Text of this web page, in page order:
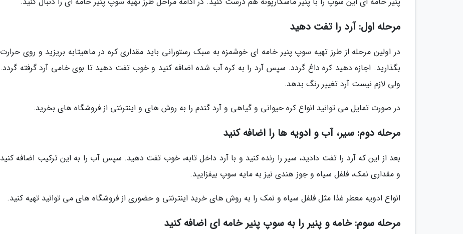
مرحله اول: آرد را تفت دهید
در اولین مرحله از طرز تهیه سوپ پنیر خامه ای خوشمزه به سبک رستورانی باید مقداری کره در ماهیتابه بریزید و روی حرارت
بگذارید. اجازه دهید کره داغ گردد. سپس آرد را به کره آب شده اضافه کنید و خوب تفت دهید تا بوی خامی آرد گرفته گردد.
ولی لازم نیست آرد تغییر رنگ بدهد.
در صورت تمایل می توانید انواع کره حیوانی و گیاهی و آرد گندم را به روش های و اینترنتی از فروشگاه های بخرید.
مرحله دوم: سیر، آب و ادویه ها را اضافه کنید
بعد از این که آرد را تفت دادید، سیر را رنده کنید و با آرد داخل تابه، خوب تفت دهید. سپس آب را به این ترکیب اضافه کنید
و مقداری نمک، فلفل سیاه و جوز هندی نیز به مایه سوپ بیفزایید.
انواع ادویه معطر غذا مثل فلفل سیاه و نمک را به روش های خرید اینترنتی و حضوری از فروشگاه های می توانید تهیه کنید.
مرحله سوم: خامه و پنیر را به سوپ پنیر خامه ای اضافه کنید